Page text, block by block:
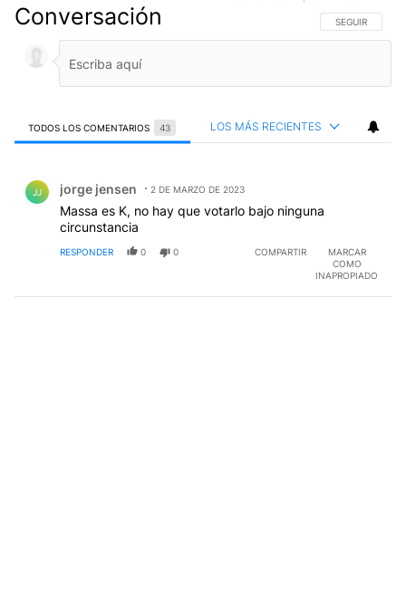
Conversación SIGA ESTA
SEGUIR
TODOS LOS COMENTARIOS 43 LOS MÁS RECIENTES
JJ jorge jensen 2 DE MARZO DE 2023
Massa es K, no hay que votarlo bajo ninguna
circunstancia
RESPONDER 0 0 COMPARTIR
MARCAR
COMO
INAPROPIADO